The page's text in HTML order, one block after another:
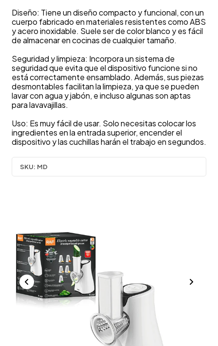
Diseño: Tiene un diseño compacto y funcional, con un
cuerpo fabricado en materiales resistentes como ABS
y acero inoxidable. Suele ser de color blanco y es fácil
de almacenar en cocinas de cualquier tamaño.
Seguridad y limpieza: Incorpora un sistema de
seguridad que evita que el dispositivo funcione si no
está correctamente ensamblado. Además, sus piezas
desmontables facilitan la limpieza, ya que se pueden
lavar con agua y jabón, e incluso algunas son aptas
para lavavajillas.
Uso: Es muy fácil de usar. Solo necesitas colocar los
ingredientes en la entrada superior, encender el
dispositivo y las cuchillas harán el trabajo en segundos.
SKU: MD